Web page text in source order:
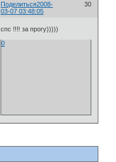
Поделиться 30
2008-
03-07 03:48:05
спс !!!! за прогу)))))
0